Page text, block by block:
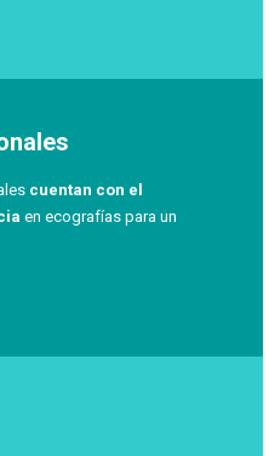
cuentan con el
en ecografías para un